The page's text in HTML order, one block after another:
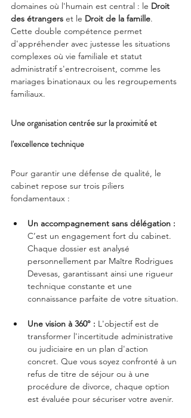
domaines où l'humain est central : le Droit
des étrangers et le Droit de la famille.
Cette double compétence permet
d'appréhender avec justesse les situations
complexes où vie familiale et statut
administratif s'entrecroisent, comme les
mariages binationaux ou les regroupements
familiaux.
Une organisation centrée sur la proximité et
l'excellence technique
Pour garantir une défense de qualité, le
cabinet repose sur trois piliers
fondamentaux :
Un accompagnement sans délégation :
C’est un engagement fort du cabinet.
Chaque dossier est analysé
personnellement par Maître Rodrigues
Devesas, garantissant ainsi une rigueur
technique constante et une
connaissance parfaite de votre situation.
Une vision à 360° : L'objectif est de
transformer l'incertitude administrative
ou judiciaire en un plan d'action
concret. Que vous soyez confronté à un
refus de titre de séjour ou à une
procédure de divorce, chaque option
est évaluée pour sécuriser votre avenir.